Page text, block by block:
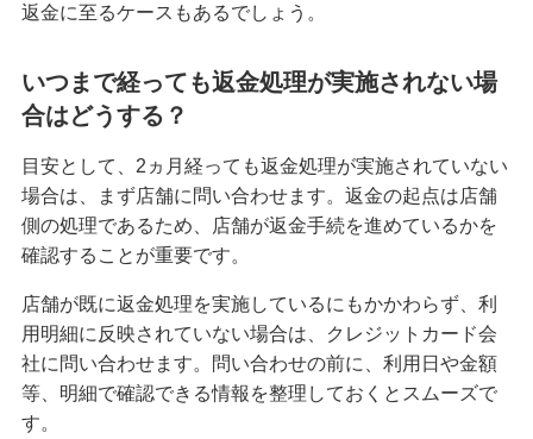
返金に至るケースもあるでしょう。
いつまで経っても返金処理が実施されない場
合はどうする？
目安として、2ヵ月経っても返金処理が実施されていない
場合は、まず店舗に問い合わせます。返金の起点は店舗
側の処理であるため、店舗が返金手続を進めているかを
確認することが重要です。
店舗が既に返金処理を実施しているにもかかわらず、利
用明細に反映されていない場合は、クレジットカード会
社に問い合わせます。問い合わせの前に、利用日や金額
等、明細で確認できる情報を整理しておくとスムーズで
す。